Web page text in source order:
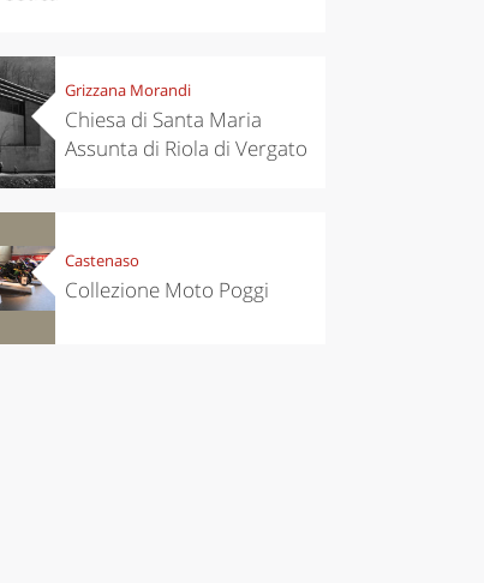
Grizzana Morandi
Chiesa di Santa Maria
Assunta di Riola di Vergato
Castenaso
Collezione Moto Poggi